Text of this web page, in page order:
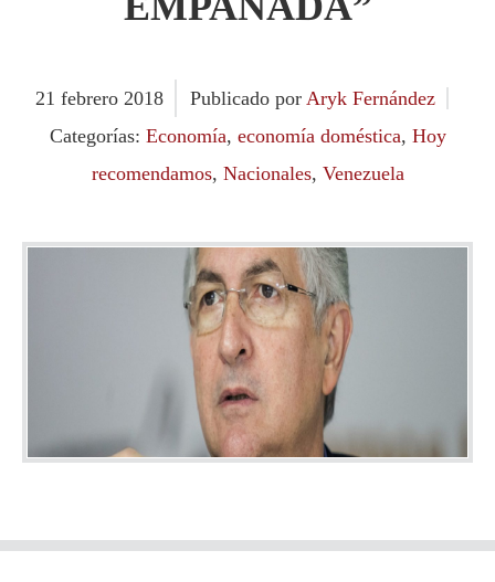
21 febrero 2018 Publicado por Aryk Fernández
Categorías: Economía, economía doméstica, Hoy
recomendamos, Nacionales, Venezuela